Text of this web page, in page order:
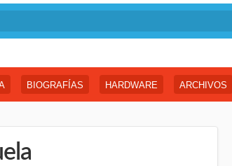
BIOGRAFÍAS HARDWARE ARCHIVOS